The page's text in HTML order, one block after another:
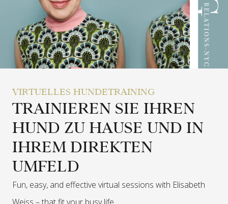
VIRTUELLES HUNDETRAINING
TRAINIEREN SIE IHREN
HUND ZU HAUSE UND IN
IHREM DIREKTEN
UMFELD
Fun, easy, and effective virtual sessions with Elisabeth